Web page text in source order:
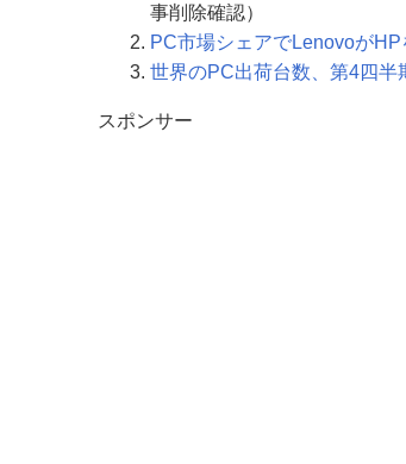
事削除確認）
PC市場シェアでLenovoがHP
世界のPC出荷台数、第4四半
スポンサー